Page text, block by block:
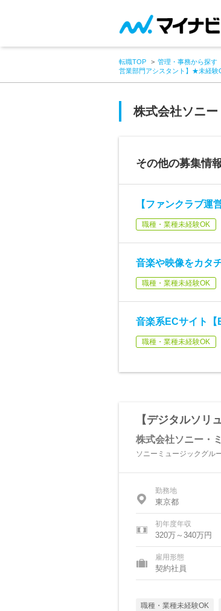
転職TOP 管理・事務から探す
営業部門アシスタント】★未経験
株式会社ソニ
その他の募集情
【ファンクラブ
職種・業種未経験OK
音楽や映像をカタ
職種・業種未経験OK
音楽系ECサイト
職種・業種未経験OK
【デジタルソ
株式会社ソニー・
ソニーミュージックグル
勤務地
東京都
初年度年収
320万～340万円
雇用形態
契約社員
職種・業種未経験OK